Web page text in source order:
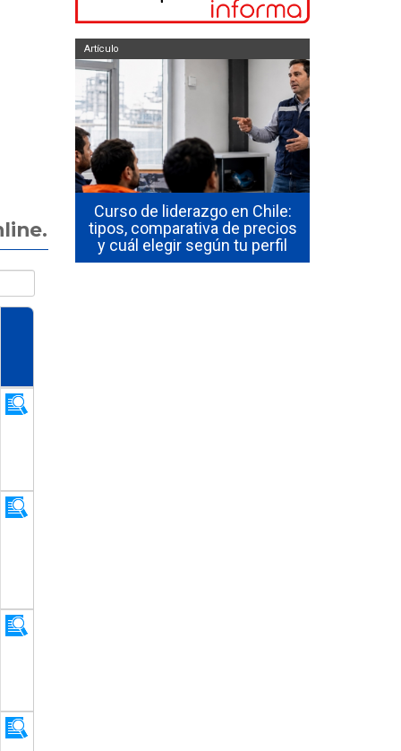
no
Chile
Curso de liderazgo en Chile:
tipos, comparativa de precios
y cuál elegir según tu perfil
Artículo